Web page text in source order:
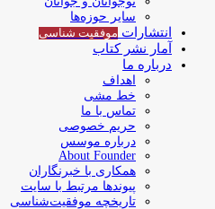
سایر حوزه‌ها
انتشارات موفقیت‌ شناسی
آمار نشر کتاب
درباره ما
اهداف
خط مشی
تماس با ما
حریم خصوصی
درباره موسس
About Founder
همکاری با خبرنگاران
پیوندها مرتبط با سایت
تاریخچه موفقیت‌شناسی